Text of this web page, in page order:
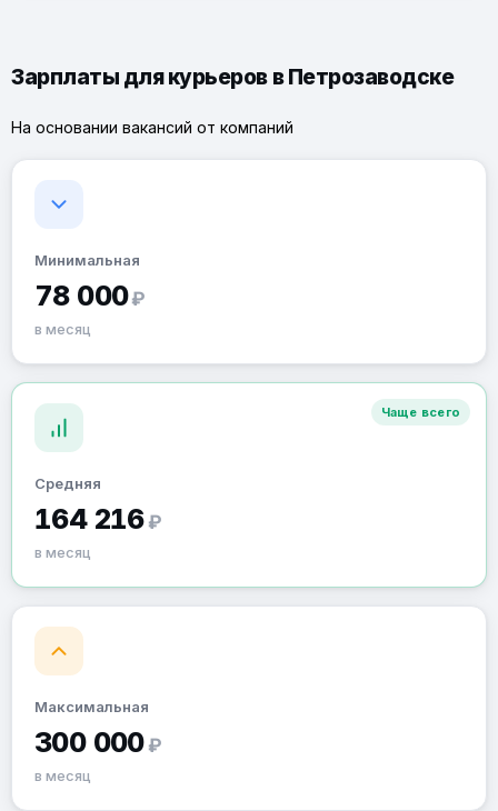
Зарплаты для курьеров в Петрозаводске
На основании вакансий от компаний
Минимальная
78 000₽
в месяц
Чаще всего
Средняя
164 216 ₽
в месяц
Максимальная
300 000 ₽
в месяц